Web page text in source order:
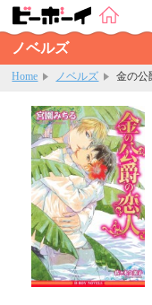
ノベルズ
Home ノベルズ 金の公